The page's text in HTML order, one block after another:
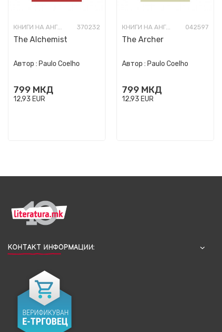
КНИГИ НА АНГЛИСКИ ЈАЗИК 370232
The Alchemist
Автор : Paulo Coelho
799 МКД
12,93 EUR
КНИГИ НА АНГЛИСКИ ЈАЗИК 042597
The Archer
Автор : Paulo Coelho
799 МКД
12,93 EUR
КОНТАКТ ИНФОРМАЦИИ: